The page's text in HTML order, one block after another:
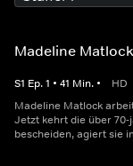
Madeline Matlock
S1 Ep.1 • 41 Min. • HD
Madeline Matlock
Jetzt kehrt die über
bescheiden, agiert sie